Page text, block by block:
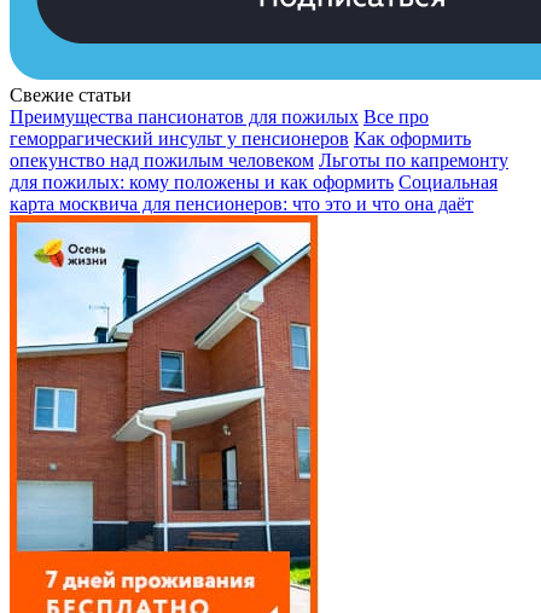
Свежие статьи
Преимущества пансионатов для пожилых Все про
геморрагический инсульт у пенсионеров Как оформить
опекунство над пожилым человеком Льготы по капремонту
для пожилых: кому положены и как оформить Социальная
карта москвича для пенсионеров: что это и что она даёт